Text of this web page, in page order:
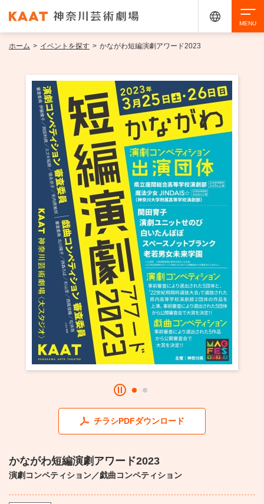
イベントを探す
・ イベント一覧
・ イベントカレンダー
ご来場案内
・ 館内サービス・アクセシビリティ
・ フロアマップ
・ レストラン/カフェ
・ 交通案内
・ よくある質問
施設を借りる
KAATについて
・ ミッション
・ 芸術監督
・ フロアマップ
・ レストラン/カフェ
KAAT 神奈川芸術劇場
アクセシビリティ チケット購入 交通案内
ホーム > イベントを探す > かながわ短編演劇アワード2023
チラシPDFダウンロード
かながわ短編演劇アワード2023
演劇コンペティション／戯曲コンペティション